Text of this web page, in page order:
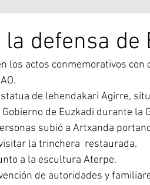
defensa de
los actos conmemorativos con
de lehendakari Agirre,
de Euzkadi durante la
subió a Artxanda
la trinchera  restaurada.
a la escultura Aterpe.
de autoridades y